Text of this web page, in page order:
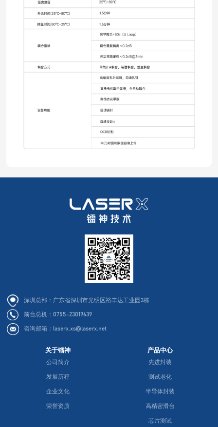
深圳总部：广东省深圳市光明区裕丰达工业园3栋
前台总机：0755-23019639
咨询邮箱：laserx.xs@laserx.net
关于镭神
公司简介
发展历程
企业文化
荣誉资质
产品中心
先进封装
测试老化
半导体封装
高精密滑台
芯片测试